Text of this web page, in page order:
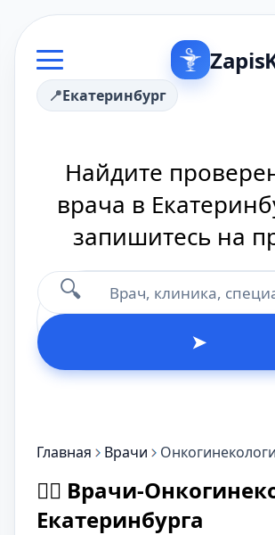
Екатеринбург
Найдите
врача в
запишитесь на
🔍
➤
Главная Врачи Онкогинекологи
👨‍⚕️ Врачи-
Екатеринбурга